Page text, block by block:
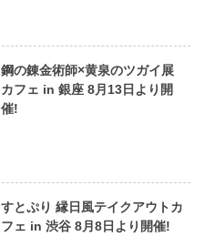
鋼の錬金術師×黄泉のツガイ展
カフェ in 銀座 8月13日より開
催!
すとぷり 縁日風テイクアウトカ
フェ in 渋谷 8月8日より開催!